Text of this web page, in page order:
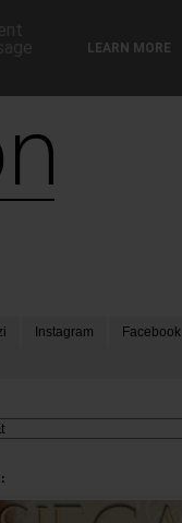
Instagram Facebook
LEARN MORE